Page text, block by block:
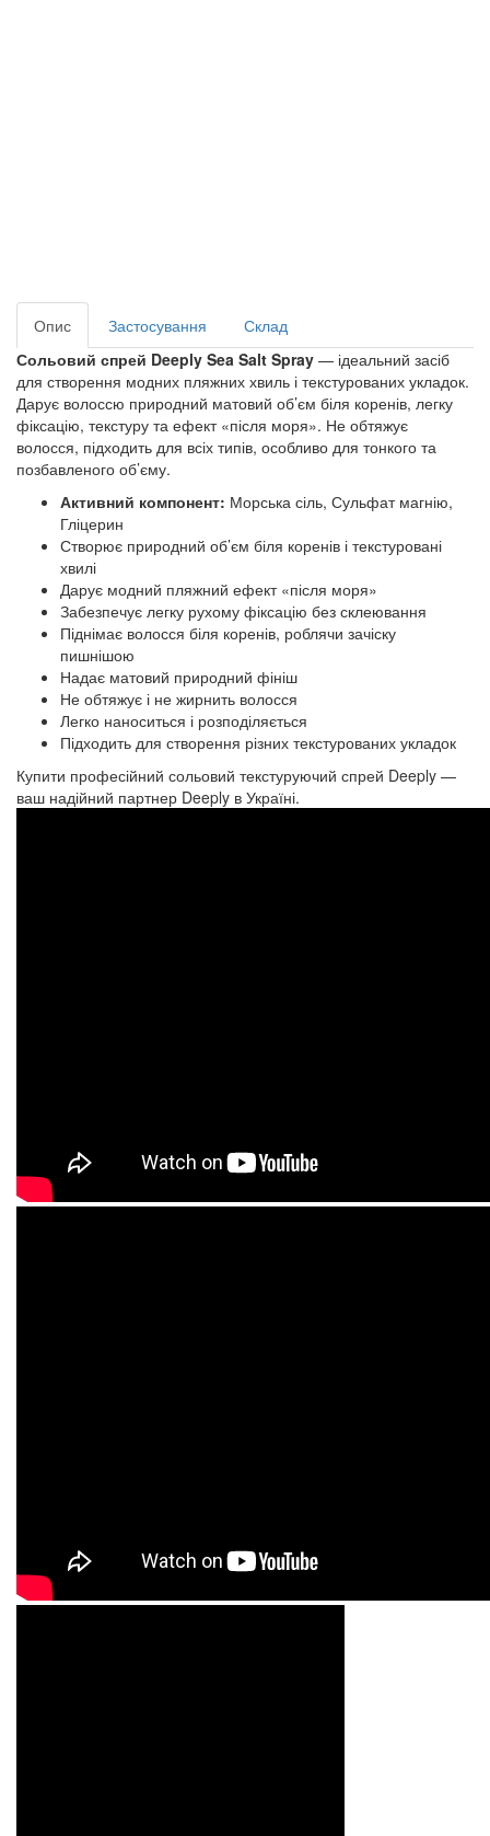
Опис Застосування
Склад
Сольовий спрей Deeply Sea Salt Spray — ідеальний засіб
для створення модних пляжних хвиль і текстурованих укладок.
Дарує волоссю природний матовий об’єм біля коренів, легку
фіксацію, текстуру та ефект «після моря». Не обтяжує
волосся, підходить для всіх типів, особливо для тонкого та
позбавленого об’єму.
Активний компонент: Морська сіль, Сульфат магнію,
Гліцерин
Створює природний об’єм біля коренів і текстуровані
хвилі
Дарує модний пляжний ефект «після моря»
Забезпечує легку рухому фіксацію без склеювання
Піднімає волосся біля коренів, роблячи зачіску
пишнішою
Надає матовий природний фініш
Не обтяжує і не жирнить волосся
Легко наноситься і розподіляється
Підходить для створення різних текстурованих укладок
Купити професійний сольовий текстуруючий спрей Deeply —
ваш надійний партнер Deeply в Україні.